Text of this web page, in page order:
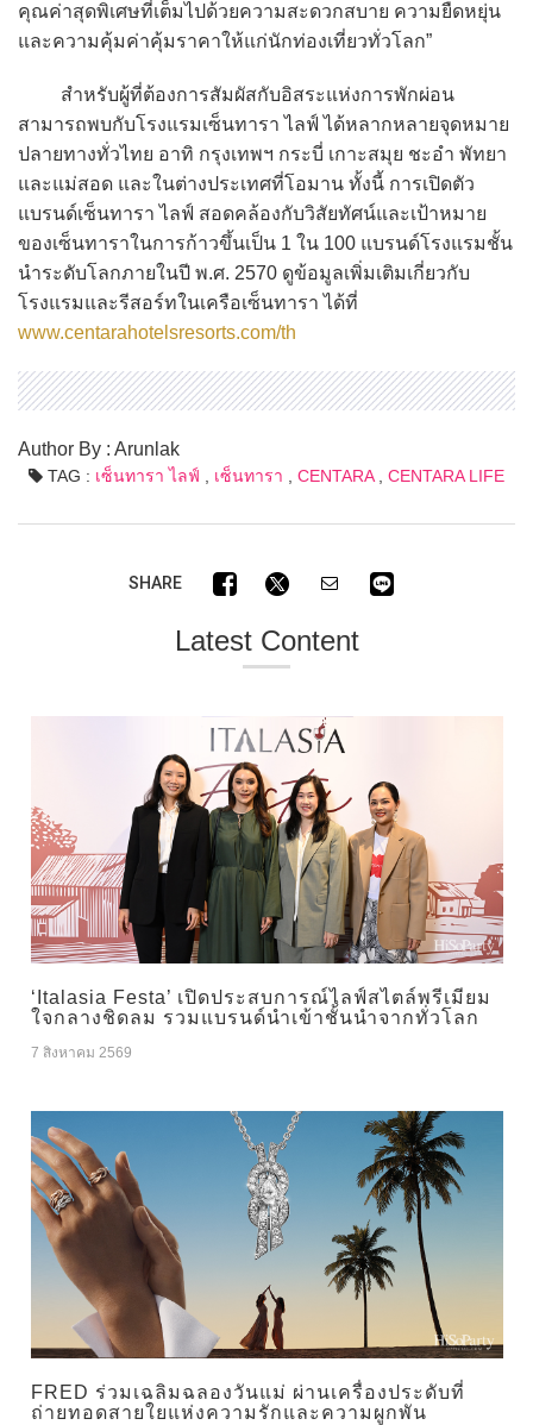
คุณค่าสุดพิเศษที่เต็มไปด้วยความสะดวกสบาย ความยืดหยุ่น
และความคุ้มค่าคุ้มราคาให้แก่นักท่องเที่ยวทั่วโลก”
สำหรับผู้ที่ต้องการสัมผัสกับอิสระแห่งการพักผ่อน
สามารถพบกับโรงแรมเซ็นทารา ไลฟ์ ได้หลากหลายจุดหมาย
ปลายทางทั่วไทย อาทิ กรุงเทพฯ กระบี่ เกาะสมุย ชะอำ พัทยา
และแม่สอด และในต่างประเทศที่โอมาน ทั้งนี้ การเปิดตัว
แบรนด์เซ็นทารา ไลฟ์ สอดคล้องกับวิสัยทัศน์และเป้าหมาย
ของเซ็นทาราในการก้าวขึ้นเป็น 1 ใน 100 แบรนด์โรงแรมชั้น
นำระดับโลกภายในปี พ.ศ. 2570 ดูข้อมูลเพิ่มเติมเกี่ยวกับ
โรงแรมและรีสอร์ทในเครือเซ็นทารา ได้ที่
www.centarahotelsresorts.com/th
Author By : Arunlak
TAG : เซ็นทารา ไลฟ์ เซ็นทารา CENTARA, CENTARA LIFE
SHARE
Latest Content
‘Italasia Festa’ เปิดประสบการณ์ไลฟ์สไตล์พรีเมียม
ใจกลางชิดลม รวมแบรนด์นำเข้าชั้นนำจากทั่วโลก
7 สิงหาคม 2569
FRED ร่วมเฉลิมฉลองวันแม่ ผ่านเครื่องประดับที่
ถ่ายทอดสายใยแห่งความรักและความผูกพัน